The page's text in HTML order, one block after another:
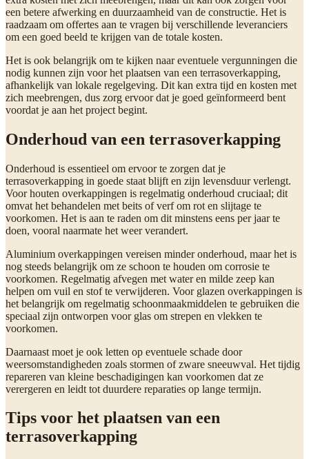
een betere afwerking en duurzaamheid van de constructie. Het is
raadzaam om offertes aan te vragen bij verschillende leveranciers
om een goed beeld te krijgen van de totale kosten.
Het is ook belangrijk om te kijken naar eventuele vergunningen die
nodig kunnen zijn voor het plaatsen van een terrasoverkapping,
afhankelijk van lokale regelgeving. Dit kan extra tijd en kosten met
zich meebrengen, dus zorg ervoor dat je goed geïnformeerd bent
voordat je aan het project begint.
Onderhoud van een terrasoverkapping
Onderhoud is essentieel om ervoor te zorgen dat je
terrasoverkapping in goede staat blijft en zijn levensduur verlengt.
Voor houten overkappingen is regelmatig onderhoud cruciaal; dit
omvat het behandelen met beits of verf om rot en slijtage te
voorkomen. Het is aan te raden om dit minstens eens per jaar te
doen, vooral naarmate het weer verandert.
Aluminium overkappingen vereisen minder onderhoud, maar het is
nog steeds belangrijk om ze schoon te houden om corrosie te
voorkomen. Regelmatig afvegen met water en milde zeep kan
helpen om vuil en stof te verwijderen. Voor glazen overkappingen is
het belangrijk om regelmatig schoonmaakmiddelen te gebruiken die
speciaal zijn ontworpen voor glas om strepen en vlekken te
voorkomen.
Daarnaast moet je ook letten op eventuele schade door
weersomstandigheden zoals stormen of zware sneeuwval. Het tijdig
repareren van kleine beschadigingen kan voorkomen dat ze
verergeren en leidt tot duurdere reparaties op lange termijn.
Tips voor het plaatsen van een
terrasoverkapping